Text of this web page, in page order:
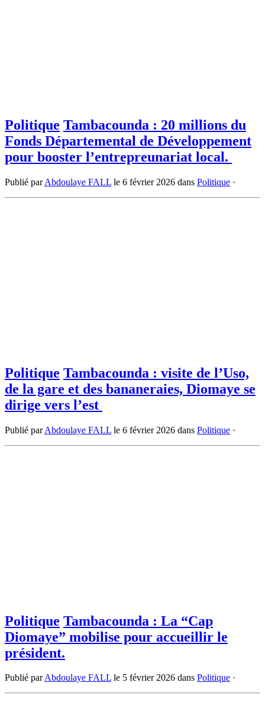
Politique Tambacounda : 20 millions du
Fonds Départemental de Développement
pour booster l’entrepreunariat local.
Publié parAbdoulaye FALL le 6 février 2026 dans Politique ·
Politique Tambacounda : visite de l’Uso,
de la gare et des bananeraies, Diomaye se
dirige vers l’est
Publié parAbdoulaye FALL le 6 février 2026 dans Politique ·
Politique Tambacounda : La “Cap
Diomaye” mobilise pour accueillir le
président.
Publié parAbdoulaye FALL le 5 février 2026 dans Politique ·